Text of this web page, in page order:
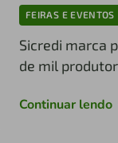
FEIRAS E EVENTOS
Sicredi marca
de mil
Continuar lendo